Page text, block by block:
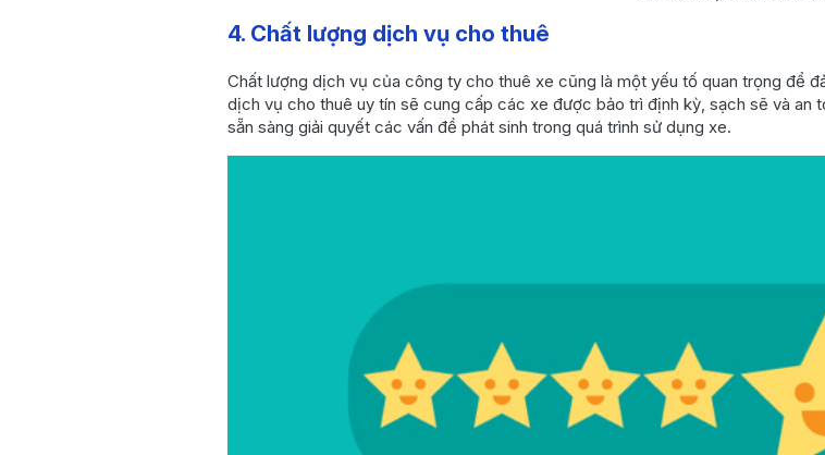
4. Chất lượng dịch vụ cho thuê
Chất lượng dịch vụ của công ty cho thuê xe cũng là một yếu tố quan trọng để
dịch vụ cho thuê uy tín sẽ cung cấp các xe được bảo trì định kỳ, sạch sẽ và an
sẵn sàng giải quyết các vấn đề phát sinh trong quá trình sử dụng xe.